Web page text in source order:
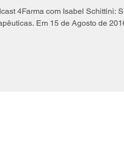
4Farma com Isabel Schittini:
Em 15 de Agosto de